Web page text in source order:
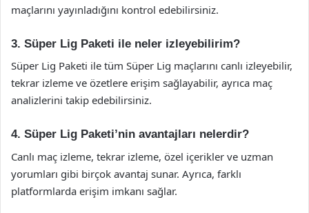
maçlarını yayınladığını kontrol edebilirsiniz.
3. Süper Lig Paketi ile neler izleyebilirim?
Süper Lig Paketi ile tüm Süper Lig maçlarını canlı izleyebilir,
tekrar izleme ve özetlere erişim sağlayabilir, ayrıca maç
analizlerini takip edebilirsiniz.
4. Süper Lig Paketi’nin avantajları nelerdir?
Canlı maç izleme, tekrar izleme, özel içerikler ve uzman
yorumları gibi birçok avantaj sunar. Ayrıca, farklı
platformlarda erişim imkanı sağlar.